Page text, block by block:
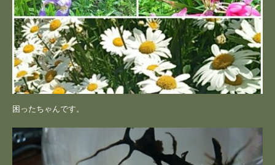
困ったちゃんです。